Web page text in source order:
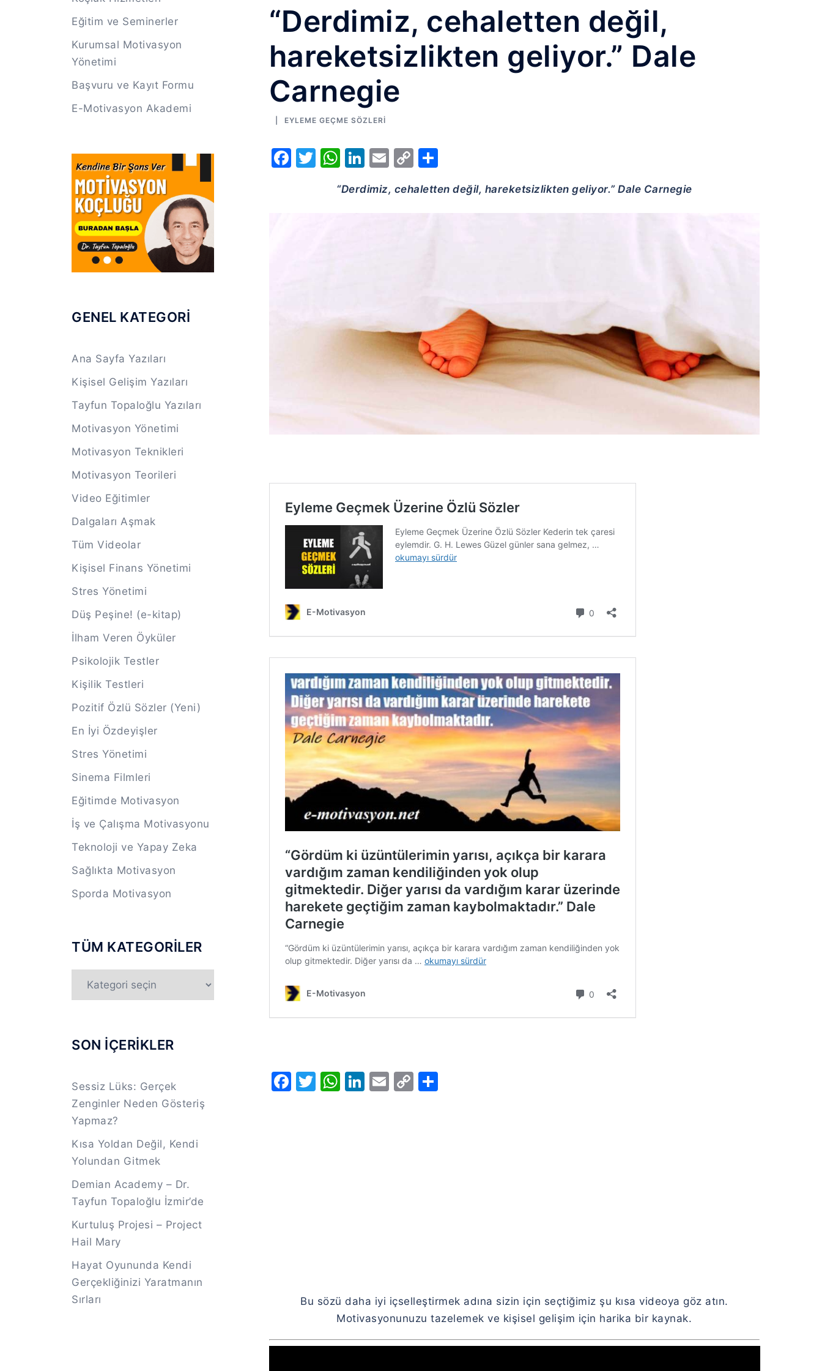
“Derdimiz, cehaletten değil,
hareketsizlikten geliyor.” Dale
Carnegie
EYLEME GEÇME SÖZLERI
Facebook
Twitter
WhatsApp
LinkedIn
Email
CopyShare
“Derdimiz, cehaletten değil, hareketsizlikten geliyor.” Dale Carnegie
Facebook
Twitter
WhatsApp
LinkedIn
Email
CopyShare
Bu sözü daha iyi içselleştirmek adına sizin için seçtiğimiz şu kısa videoya göz atın.
Motivasyonunuzu tazelemek ve kişisel gelişim için harika bir kaynak.
Eğitim ve Seminerler
Kurumsal Motivasyon
Yönetimi
Başvuru ve Kayıt Formu
E-Motivasyon Akademi
GENEL KATEGORİ
Ana Sayfa Yazıları
Kişisel Gelişim Yazıları
Tayfun Topaloğlu Yazıları
Motivasyon Yönetimi
Motivasyon Teknikleri
Motivasyon Teorileri
Video Eğitimler
Dalgaları Aşmak
Tüm Videolar
Kişisel Finans Yönetimi
Stres Yönetimi
Düş Peşine! (e-kitap)
İlham Veren Öyküler
Psikolojik Testler
Kişilik Testleri
Pozitif Özlü Sözler (Yeni)
En İyi Özdeyişler
Stres Yönetimi
Sinema Filmleri
Eğitimde Motivasyon
İş ve Çalışma Motivasyonu
Teknoloji ve Yapay Zeka
Sağlıkta Motivasyon
Sporda Motivasyon
TÜM KATEGORİLER
KATEGORİLER
SON İÇERİKLER
Sessiz Lüks: Gerçek
Zenginler Neden Gösteriş
Yapmaz?
Kısa Yoldan Değil, Kendi
Yolundan Gitmek
Demian Academy – Dr.
Tayfun Topaloğlu İzmir’de
Kurtuluş Projesi – Project
Hail Mary
Hayat Oyununda Kendi
Gerçekliğinizi Yaratmanın
Sırları